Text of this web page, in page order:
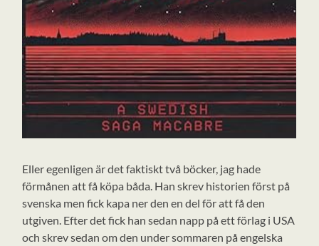
Eller egenligen är det faktiskt två böcker, jag hade
förmånen att få köpa båda. Han skrev historien först på
svenska men fick kapa ner den en del för att få den
utgiven. Efter det fick han sedan napp på ett förlag i USA
och skrev sedan om den under sommaren på engelska